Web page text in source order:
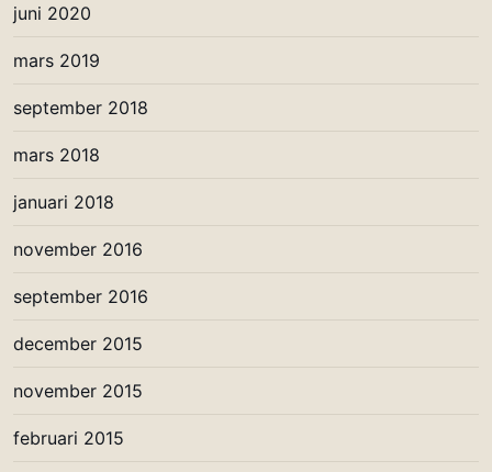
juni 2020
mars 2019
september 2018
mars 2018
januari 2018
november 2016
september 2016
december 2015
november 2015
februari 2015